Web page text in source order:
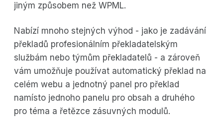
jiným způsobem než WPML.
Nabízí mnoho stejných výhod - jako je zadávání
překladů profesionálním překladatelským
službám nebo týmům překladatelů - a zároveň
vám umožňuje používat automatický překlad na
celém webu a jednotný panel pro překlad
namísto jednoho panelu pro obsah a druhého
pro téma a řetězce zásuvných modulů.